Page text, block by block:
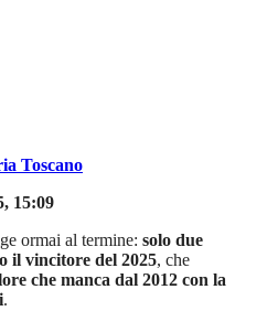
Toscano
15:09
ormai al termine: solo due
il vincitore del 2025, che
che manca dal 2012 con la
.